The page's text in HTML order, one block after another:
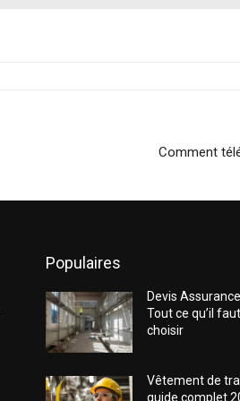
Comment
Populaires
Devis
Tout ce qu’il
choisir
Vêtement de
guide complet